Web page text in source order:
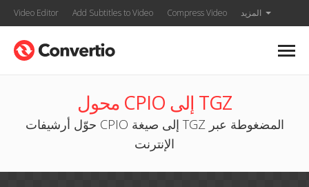
Video Editor Add Subtitles to Video Compress Video المزيد
محول CPIO إلى TGZ
حوّل أرشيفات CPIO إلى صيغة TGZ المضغوطة عبر
الإنترنت